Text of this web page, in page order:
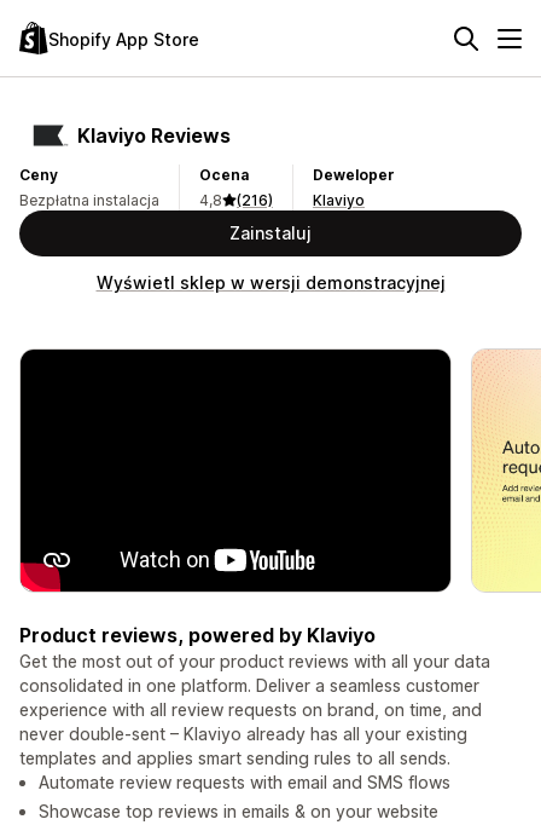
Shopify App Store
Klaviyo Reviews
Ceny
Bezpłatna instalacja
Ocena
4,8
(216)
Deweloper
Klaviyo
Zainstaluj
Wyświetl sklep w wersji demonstracyjnej
Product reviews, powered by Klaviyo
Get the most out of your product reviews with all your data
consolidated in one platform. Deliver a seamless customer
experience with all review requests on brand, on time, and
never double-sent – Klaviyo already has all your existing
templates and applies smart sending rules to all sends.
Automate review requests with email and SMS flows
Showcase top reviews in emails & on your website